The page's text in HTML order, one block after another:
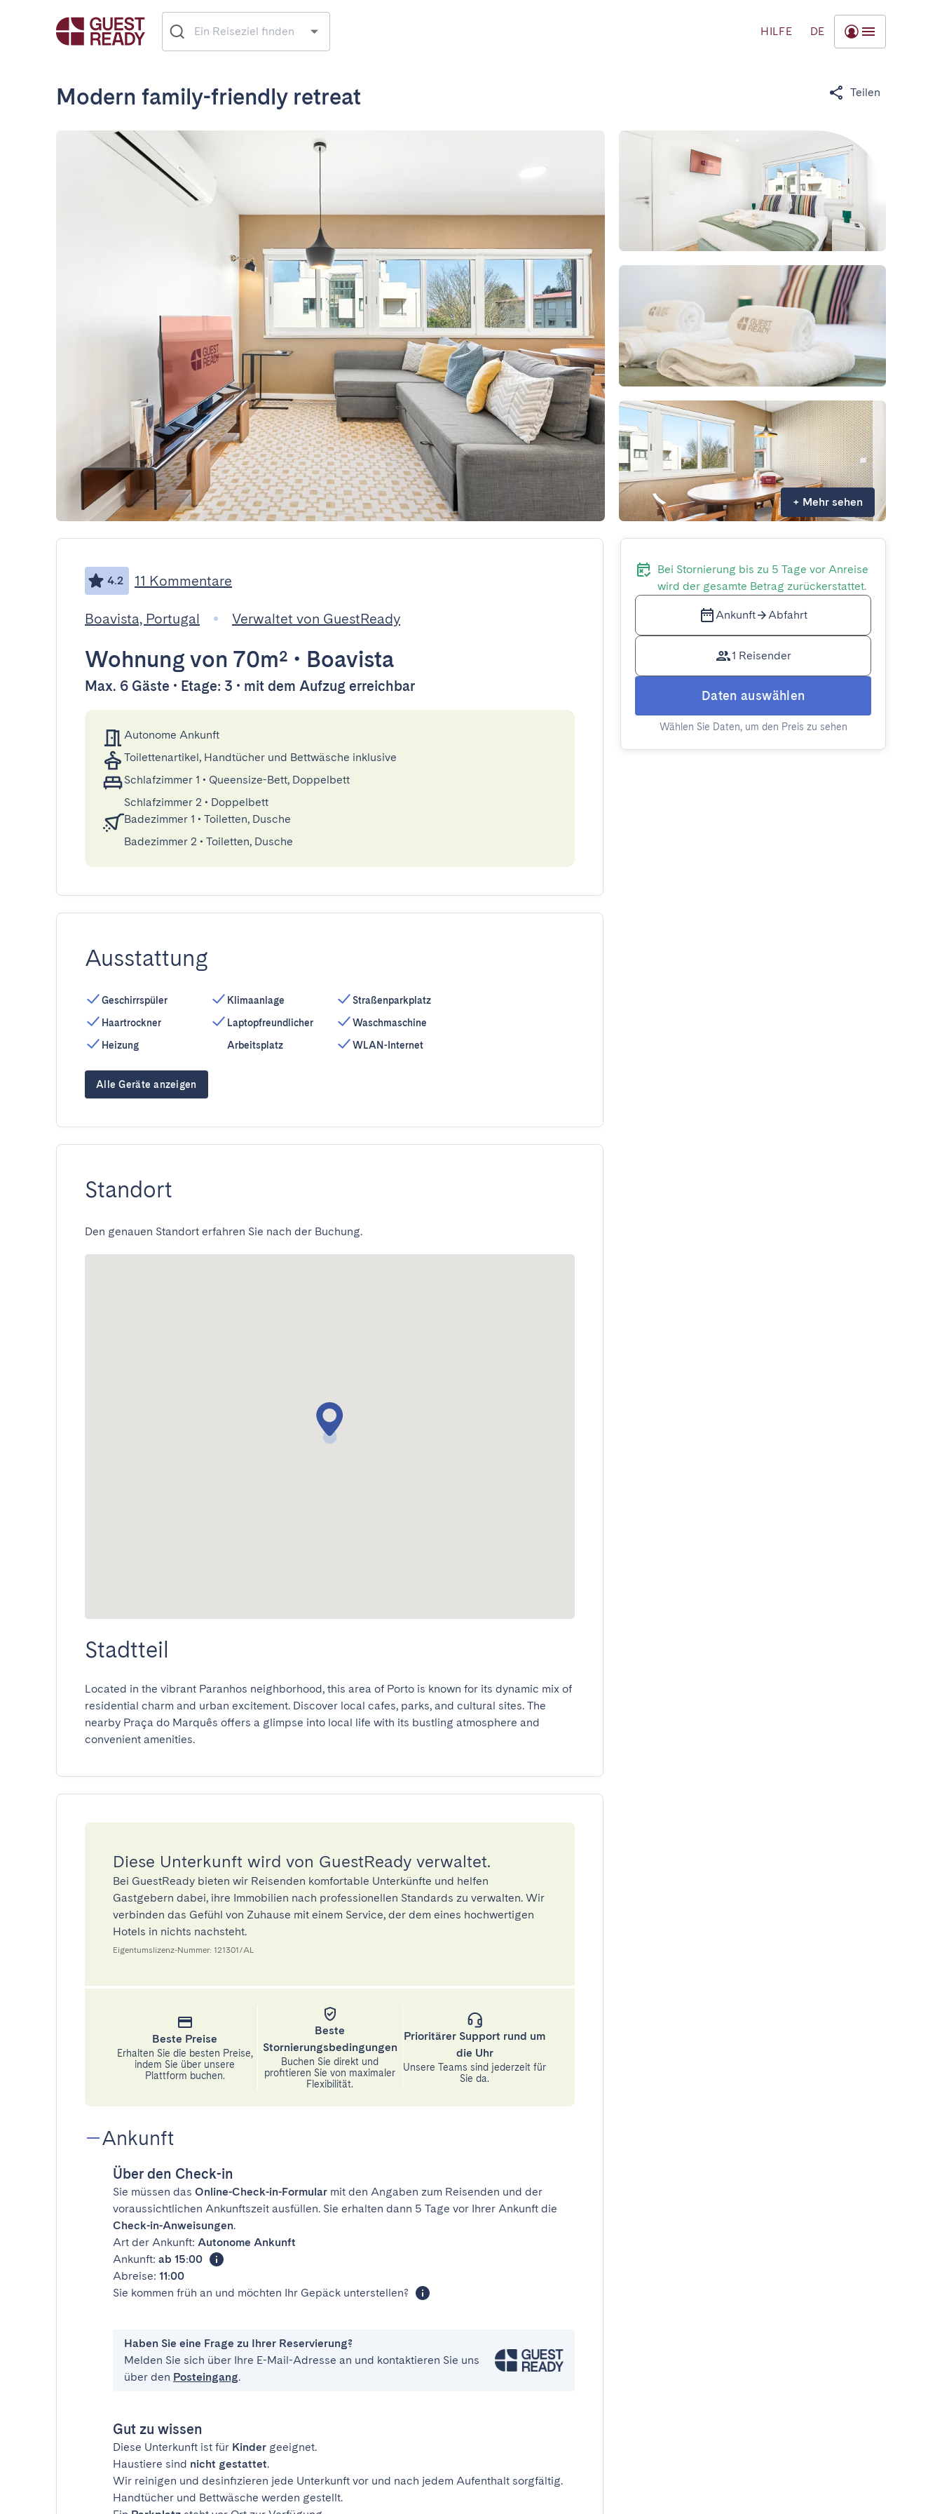
HILFE DE
Modern family-friendly retreat Teilen
+ Mehr sehen
4.2 11 Kommentare
Boavista, Portugal Verwaltet von GuestReady
Wohnungvon 70m² • Boavista
Max. 6 Gäste • Etage: 3 • mit dem Aufzug erreichbar
Autonome Ankunft
Toilettenartikel, Handtücher und Bettwäsche inklusive
Schlafzimmer 1 • Queensize-Bett, Doppelbett
Schlafzimmer 2 • Doppelbett
Badezimmer 1 • Toiletten, Dusche
Badezimmer 2 • Toiletten, Dusche
Ausstattung
Geschirrspüler
Haartrockner
Heizung
Klimaanlage
Laptopfreundlicher
Arbeitsplatz
Straßenparkplatz
Waschmaschine
WLAN-Internet
Alle Geräte anzeigen
Standort
Den genauen Standort erfahren Sie nach der Buchung.
Stadtteil
Located in the vibrant Paranhos neighborhood, this area of Porto is known for its dynamic mix of
residential charm and urban excitement. Discover local cafes, parks, and cultural sites. The
nearby Praça do Marquês offers a glimpse into local life with its bustling atmosphere and
convenient amenities.
Diese Unterkunft wird von GuestReady verwaltet.
Bei GuestReady bieten wir Reisenden komfortable Unterkünfte und helfen
Gastgebern dabei, ihre Immobilien nach professionellen Standards zu verwalten. Wir
verbinden das Gefühl von Zuhause mit einem Service, der dem eines hochwertigen
Hotels in nichts nachsteht.
Eigentumslizenz-Nummer: 121301/AL
Beste Preise
Erhalten Sie die besten Preise,
indem Sie über unsere
Plattform buchen.
Beste
Stornierungsbedingungen
Buchen Sie direkt und
profitieren Sie von maximaler
Flexibilität.
Prioritärer Support rund um
die Uhr
Unsere Teams sind jederzeit für
Sie da.
Ankunft
Über den Check-in
Sie müssen das Online-Check-in-Formular mit den Angaben zum Reisenden und der
voraussichtlichen Ankunftszeit ausfüllen. Sie erhalten dann 5 Tage vor Ihrer Ankunft die
Check-in-Anweisungen.
Art der Ankunft: Autonome Ankunft
Ankunft: ab 15:00
Abreise: 11:00
Sie kommen früh an und möchten Ihr Gepäck unterstellen?
Haben Sie eine Frage zu Ihrer Reservierung?
Melden Sie sich über Ihre E-Mail-Adresse an und kontaktieren Sie uns
über den Posteingang.
Gut zu wissen
Diese Unterkunft ist für Kinder geeignet.
Haustiere sind nicht gestattet.
Wir reinigen und desinfizieren jede Unterkunft vor und nach jedem Aufenthalt sorgfältig.
Handtücher und Bettwäsche werden gestellt.
Bei Stornierung bis zu 5 Tage vor Anreise
wird der gesamte Betrag zurückerstattet.
Ankunft Abfahrt
1 Reisender
Daten auswählen
Wählen Sie Daten, um den Preis zu sehen